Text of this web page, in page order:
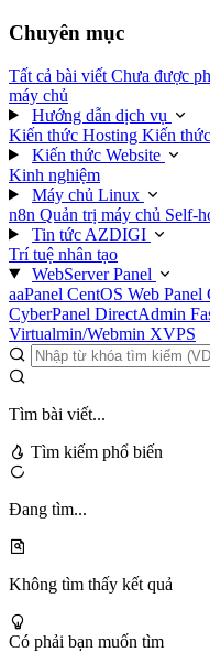
Chuyên mục
Tất cả bài viết Chưa được
máy chủ
Hướng dẫn dịch vụ
Kiến thức Hosting Kiến
Kiến thức Website
Kinh nghiệm
Máy chủ Linux
n8n Quản trị máy chủ Self-
Tin tức AZDIGI
Trí tuệ nhân tạo
WebServer Panel
aaPanel CentOS Web Panel
CyberPanel DirectAdmin
Virtualmin/Webmin XVPS
Tìm bài viết...
Tìm kiếm phổ biến
Đang tìm...
Không tìm thấy kết quả
Có phải bạn muốn tìm